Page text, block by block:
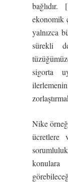
ekonomik
yalnızca
sürekli
sigorta
Nike
ücretlere